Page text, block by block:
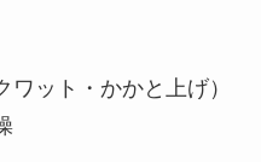
ット・かかと上げ）